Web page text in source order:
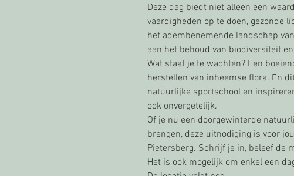
Deze dag biedt niet alleen een
vaardigheden op te doen, gezonde
het adembenemende landschap
aan het behoud van biodiversiteit
Wat staat je te wachten? Een
herstellen van inheemse flora. En
natuurlijke sportschool en
ook onvergetelijk.
Of je nu een doorgewinterde
brengen, deze uitnodiging is voor
Pietersberg. Schrijf je in, beleef de
Het is ook mogelijk om enkel een